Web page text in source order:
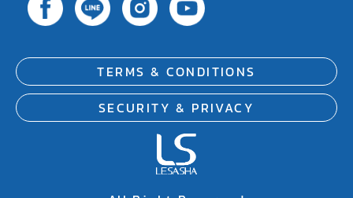
TERMS & CONDITIONS
SECURITY & PRIVACY